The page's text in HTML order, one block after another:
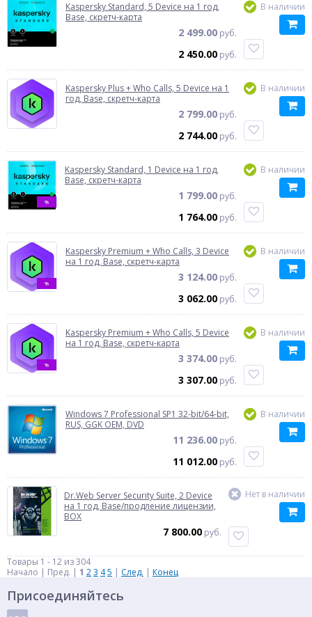
Kaspersky Standard, 5 Device на 1 год,
Base, скретч-карта
2 499.00 руб.
2 450.00 руб.
В наличии
Kaspersky Plus + Who Calls, 5 Device на 1
год, Base, скретч-карта
2 799.00 руб.
2 744.00 руб.
В наличии
%
Kaspersky Standard, 1 Device на 1 год,
Base, скретч-карта
1 799.00 руб.
1 764.00 руб.
В наличии
%
Kaspersky Premium + Who Calls, 3 Device
на 1 год, Base, скретч-карта
3 124.00 руб.
3 062.00 руб.
В наличии
%
Kaspersky Premium + Who Calls, 5 Device
на 1 год, Base, скретч-карта
3 374.00 руб.
3 307.00 руб.
В наличии
Windows 7 Professional SP1 32-bit/64-bit,
RUS, GGK OEM, DVD
11 236.00 руб.
11 012.00 руб.
В наличии
Dr.Web Server Security Suite, 2 Device
на 1 год, Base/продление лицензии,
BOX
7 800.00 руб.
Нет в наличии
Товары 1 - 12 из 304
Начало | Пред. | 1 23 45 | След. | Конец
Присоединяйтесь